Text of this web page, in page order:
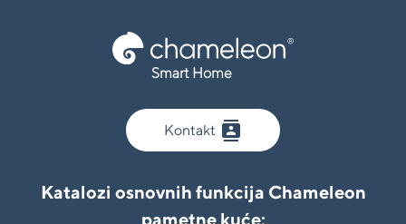
Smart Home
Kontakt contacts
Katalozi osnovnih funkcija Chameleon
pametne kuće: